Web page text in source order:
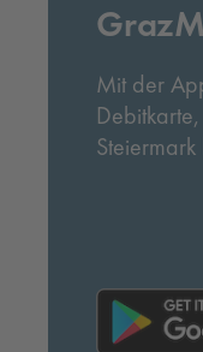
Mit der
Steiermark